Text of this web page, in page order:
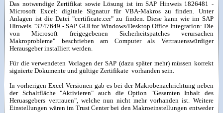
Das notwendige Zertifikat sowie Lösung ist im SAP Hinweis 1826481 -
Microsoft Excel: digitale Signatur für VBA-Makros zu finden. Unter
Anlagen ist die Datei "certificate.cer" zu finden. Diese kann wie im SAP
Hinweis "3247649 - SAP GUI for Windows/Desktop Office Integration: Die
von Microsoft freigegebenen Sicherheitspatches verursachen
Makroprobleme" beschrieben am Computer als Vertrauenswürdiger
Herausgeber installiert werden.
Für die verwendeten Vorlagen der SAP (dazu später mehr) müssen korrekt
signierte Dokumente und gültige Zertifikate vorhanden sein.
In vorherigen Excel Versionen gab es bei der Makrobenachrichtung neben
der Schaltfläche "Aktivieren" auch die Option "Gesamten Inhalt des
Heruasgebers vertrauen", welche nun nicht mehr vorhanden ist. Weitere
Einstellungen wären im Trust Center bei den Makroeinstellungen entweder